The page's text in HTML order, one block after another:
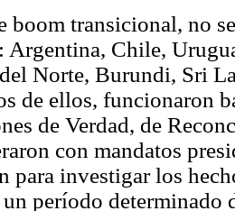
boom transicional, no
Argentina, Chile,
Norte, Burundi, Sri
de ellos, funcionaron
de Verdad, de
con mandatos
para investigar los
período determinado